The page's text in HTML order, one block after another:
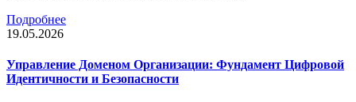
Подробнее
19.05.2026
Управление Доменом Организации: Фундамент Цифровой
Идентичности и Безопасности